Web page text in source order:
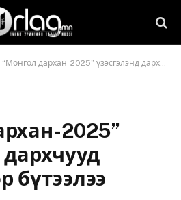
“Монгол дархан-2025” үзэсгэлэнд дархчууд шилмэл сор бүтээлээ дэлгэнэ
2025”
дархчууд
бүтээлээ